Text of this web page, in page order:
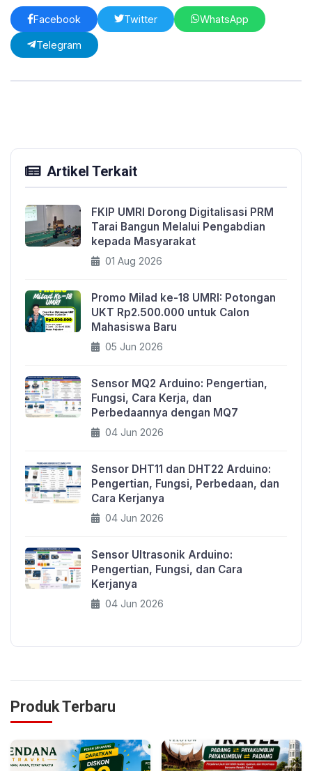
Facebook Twitter WhatsApp
Telegram
Artikel Terkait
FKIP UMRI Dorong Digitalisasi PRM
Tarai Bangun Melalui Pengabdian
kepada Masyarakat
01 Aug 2026
Promo Milad ke-18 UMRI: Potongan
UKT Rp2.500.000 untuk Calon
Mahasiswa Baru
05 Jun 2026
Sensor MQ2 Arduino: Pengertian,
Fungsi, Cara Kerja, dan
Perbedaannya dengan MQ7
04 Jun 2026
Sensor DHT11 dan DHT22 Arduino:
Pengertian, Fungsi, Perbedaan, dan
Cara Kerjanya
04 Jun 2026
Sensor Ultrasonik Arduino:
Pengertian, Fungsi, dan Cara
Kerjanya
04 Jun 2026
Produk Terbaru